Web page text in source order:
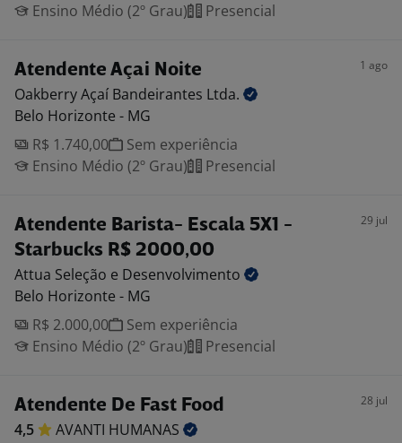
Ensino Médio (2º Grau)
Presencial
Atendente Açai Noite 1 ago
Oakberry Açaí Bandeirantes Ltda.
Belo Horizonte - MG
R$ 1.740,00
Sem experiência
Ensino Médio (2º Grau)
Presencial
Atendente Barista- Escala 5X1 -
Starbucks R$ 2000,00
29 jul
Attua Seleção e Desenvolvimento
Belo Horizonte - MG
R$ 2.000,00
Sem experiência
Ensino Médio (2º Grau)
Presencial
Atendente De Fast Food 28 jul
4,5 AVANTI HUMANAS